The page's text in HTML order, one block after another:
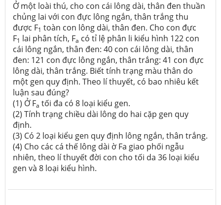
Ở một loài thú, cho con cái lông dài, thân đen thuần
chủng lai với con đực lông ngắn, thân trắng thu
được F1 toàn con lông dài, thân đen. Cho con đực
F1 lai phân tích, Fa có tỉ lệ phân li kiểu hình 122 con
cái lông ngắn, thân đen: 40 con cái lông dài, thân
đen: 121 con đực lông ngắn, thân trắng: 41 con đực
lông dài, thân trắng. Biết tính trạng màu thân do
một gen quy định. Theo lí thuyết, có bao nhiêu kết
luận sau đúng?
(1) Ở Fa tối đa có 8 loại kiểu gen.
(2) Tính trạng chiều dài lông do hai cặp gen quy
định.
(3) Có 2 loại kiểu gen quy định lông ngắn, thân trắng.
(4) Cho các cá thế lông dài ờ Fa giao phối ngẫu
nhiên, theo lí thuyết đời con cho tối da 36 loại kiểu
gen và 8 loại kiểu hình.